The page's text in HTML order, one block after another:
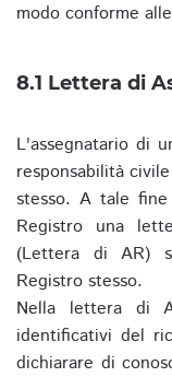
modo conforme
8.1 Lettera di
L'assegnatario di
responsabilità
stesso. A tale
Registro una
(Lettera di AR)
Registro stesso.
Nella lettera di
identificativi del
dichiarare di